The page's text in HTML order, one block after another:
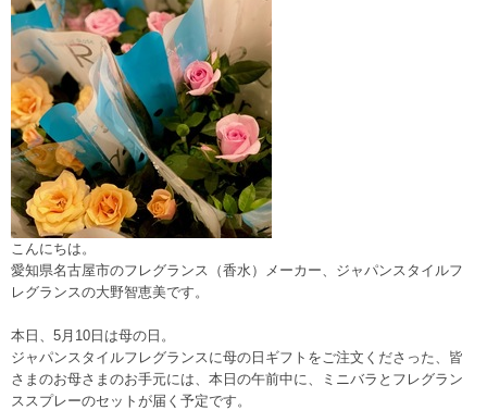
こんにちは。
愛知県名古屋市のフレグランス（香水）メーカー、ジャパンスタイルフ
レグランスの大野智恵美です。
本日、5月10日は母の日。
ジャパンスタイルフレグランスに母の日ギフトをご注文くださった、皆
さまのお母さまのお手元には、本日の午前中に、ミニバラとフレグラン
ススプレーのセットが届く予定です。